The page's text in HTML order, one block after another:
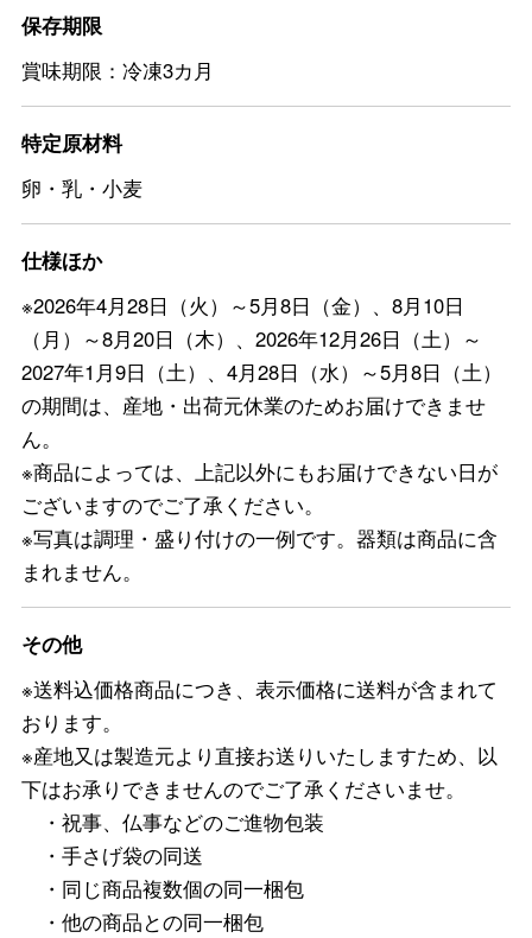
保存期限
賞味期限：冷凍3カ月
特定原材料
卵・乳・小麦
仕様ほか
※2026年4月28日（火）～5月8日（金）、8月10日
（月）～8月20日（木）、2026年12月26日（土）～
2027年1月9日（土）、4月28日（水）～5月8日（土）
の期間は、産地・出荷元休業のためお届けできませ
ん。
※商品によっては、上記以外にもお届けできない日が
ございますのでご了承ください。
※写真は調理・盛り付けの一例です。器類は商品に含
まれません。
その他
※送料込価格商品につき、表示価格に送料が含まれて
おります。
※産地又は製造元より直接お送りいたしますため、以
下はお承りできませんのでご了承くださいませ。
・祝事、仏事などのご進物包装
・手さげ袋の同送
・同じ商品複数個の同一梱包
・他の商品との同一梱包